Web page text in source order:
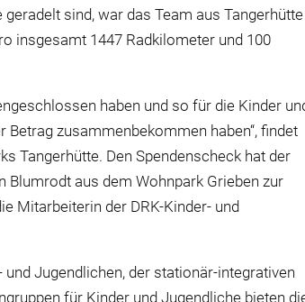
sind, war das Team aus Tangerhütte
insgesamt 1447 Radkilometer und 100
haben und so für die Kinder
zusammenbekommen haben“, findet
Tangerhütte. Den Spendenscheck hat der
aus dem Wohnpark Grieben zur
Mitarbeiterin der DRK-Kinder- und
Jugendlichen, der stationär-integrativen
für Kinder und Jugendliche bieten